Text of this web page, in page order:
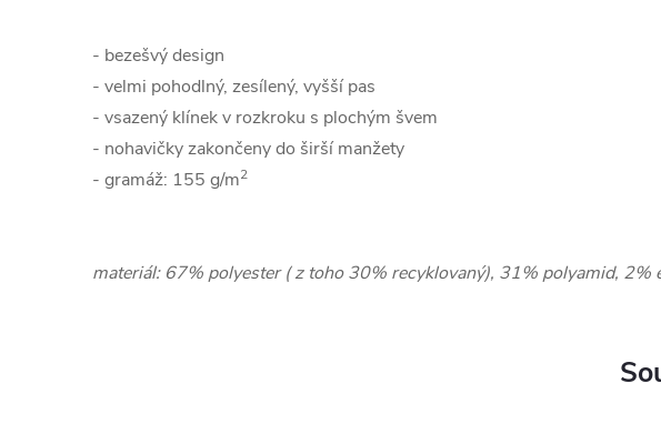
- bezešvý design
- velmi pohodlný, zesílený, vyšší pas
- vsazený klínek v rozkroku s plochým švem
- nohavičky zakončeny do širší manžety
- gramáž: 155 g/m2
materiál: 67% polyester ( z toho 30% recyklovaný), 31% polyamid, 2%